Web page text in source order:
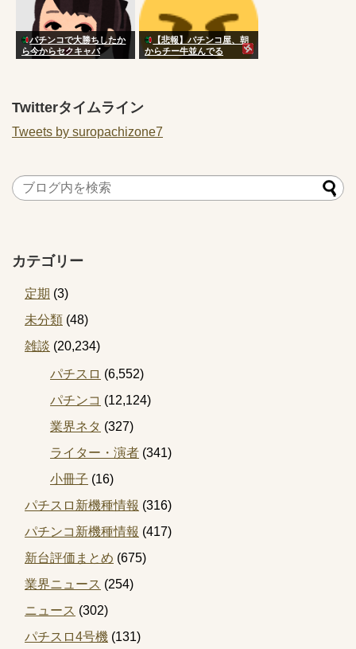
パチンコで大勝ちしたか
ら今からセクキャバ
【悲報】パチンコ屋、朝
からチー牛並んでる
Twitterタイムライン
Tweets by suropachizone7
カテゴリー
定期 (3)
未分類 (48)
雑談 (20,234)
パチスロ (6,552)
パチンコ (12,124)
業界ネタ (327)
ライター・演者 (341)
小冊子 (16)
パチスロ新機種情報 (316)
パチンコ新機種情報 (417)
新台評価まとめ (675)
業界ニュース (254)
ニュース (302)
パチスロ4号機 (131)